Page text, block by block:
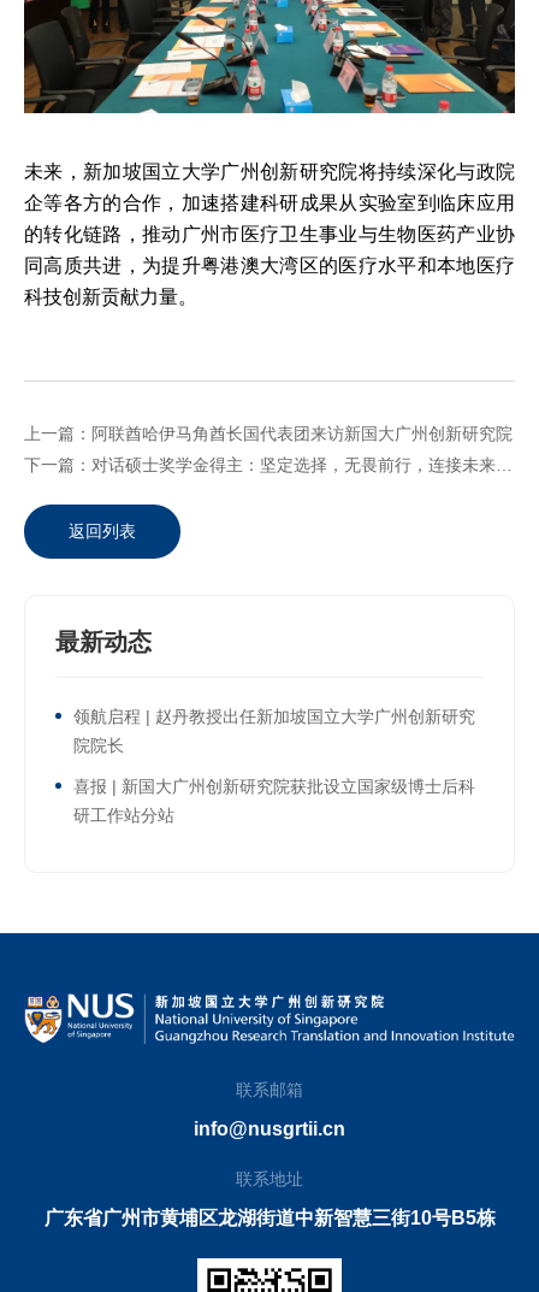
未来，新加坡国立大学广州创新研究院将持续深化与政院
企等各方的合作，加速搭建科研成果从实验室到临床应用
的转化链路，推动广州市医疗卫生事业与生物医药产业协
同高质共进，为提升粤港澳大湾区的医疗水平和本地医疗
科技创新贡献力量。
上一篇：阿联酋哈伊马角酋长国代表团来访新国大广州创新研究院
返回列表
最新动态
领航启程 | 赵丹教授出任新加坡国立大学广州创新研究
院院长
喜报 | 新国大广州创新研究院获批设立国家级博士后科
研工作站分站
联系邮箱
info@nusgrtii.cn
联系地址
广东省广州市黄埔区龙湖街道中新智慧三街10号B5栋